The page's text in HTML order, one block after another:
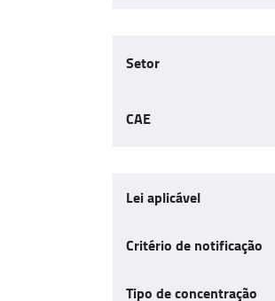
Setor
CAE
Lei aplicável
Critério de notificação
Tipo de concentração